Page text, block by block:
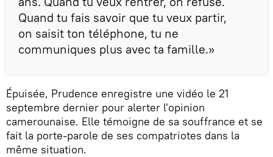
Quand tu fais savoir que tu veux partir,
on saisit ton téléphone, tu ne
communiques plus avec ta famille.»
Épuisée, Prudence enregistre une vidéo le 21
septembre dernier pour alerter l'opinion
camerounaise. Elle témoigne de sa souffrance et se
fait la porte-parole de ses compatriotes dans la
même situation.